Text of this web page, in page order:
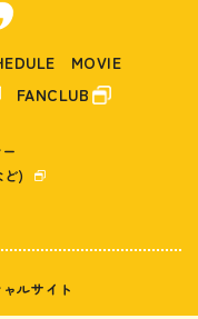
MOVIE
FANCLUB
ど)
ルサイト